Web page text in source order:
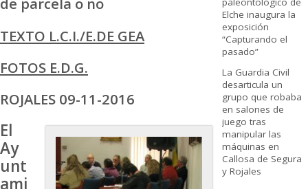
TEXTO L.C.I./E.DE GEA
FOTOS E.D.G.
ROJALES 09-11-2016
El
Ay
unt
ami
Elche inaugura la
exposición
“Capturando el
pasado”
La Guardia Civil
desarticula un
grupo que robaba
en salones de
juego tras
manipular las
máquinas en
Callosa de Segura
y Rojales